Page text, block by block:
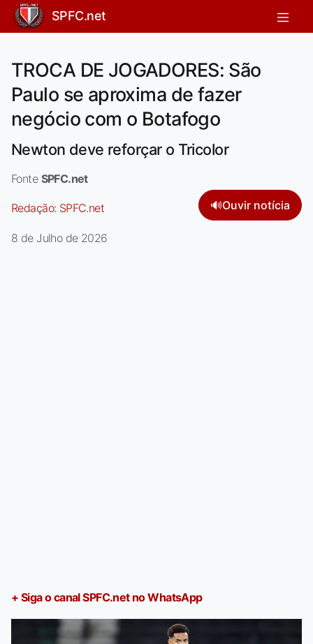
SPFC.net
TROCA DE JOGADORES: São
Paulo se aproxima de fazer
negócio com o Botafogo
Newton deve reforçar o Tricolor
Fonte SPFC.net
Redação: SPFC.net 🔊Ouvir notícia
8 de Julho de 2026
+ Siga o canal SPFC.net no WhatsApp